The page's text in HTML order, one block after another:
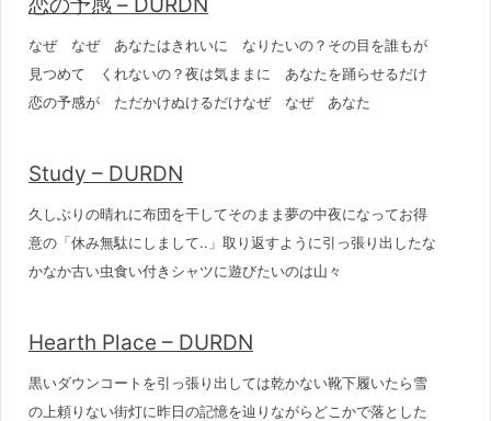
なぜ なぜ あなたはきれいに なりたいの？その目を誰もが
見つめて くれないの？夜は気ままに あなたを踊らせるだけ
恋の予感が ただかけぬけるだけなぜ なぜ あなた
Study – DURDN
久しぶりの晴れに布団を干してそのまま夢の中夜になってお得
意の「休み無駄にしまして..」取り返すように引っ張り出したな
かなか古い虫食い付きシャツに遊びたいのは山々
Hearth Place – DURDN
黒いダウンコートを引っ張り出しては乾かない靴下履いたら雪
の上頼りない街灯に昨日の記憶を辿りながらどこかで落とした